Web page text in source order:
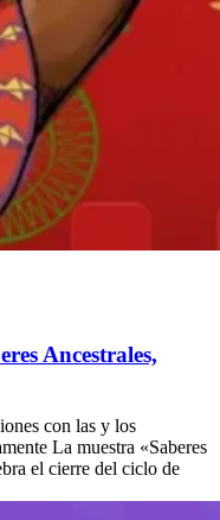
Ancestrales,
con las y los
La muestra «Saberes
el cierre del ciclo de